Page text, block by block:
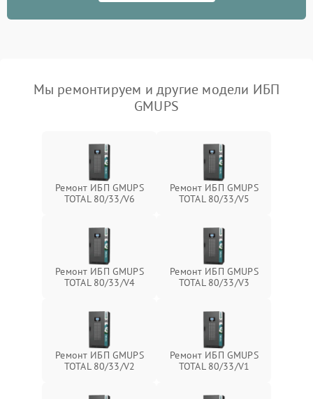
Мы ремонтируем и другие модели ИБП
GMUPS
Ремонт ИБП GMUPS
TOTAL 80/33/V6
Ремонт ИБП GMUPS
TOTAL 80/33/V5
Ремонт ИБП GMUPS
TOTAL 80/33/V4
Ремонт ИБП GMUPS
TOTAL 80/33/V3
Ремонт ИБП GMUPS
TOTAL 80/33/V2
Ремонт ИБП GMUPS
TOTAL 80/33/V1